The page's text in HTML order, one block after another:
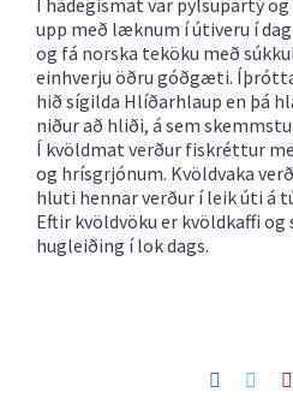
Í hádegismat var pylsupartý
upp með læknum í útiveru í
og fá norska teköku með
einhverju öðru góðgæti.
hið sígilda Hlíðarhlaup en þá
niður að hliði, á sem
Í kvöldmat verður fiskréttur
og hrísgrjónum. Kvöldvaka
hluti hennar verður í leik úti á
Eftir kvöldvöku er kvöldkaffi og
hugleiðing í lok dags.
Facebook